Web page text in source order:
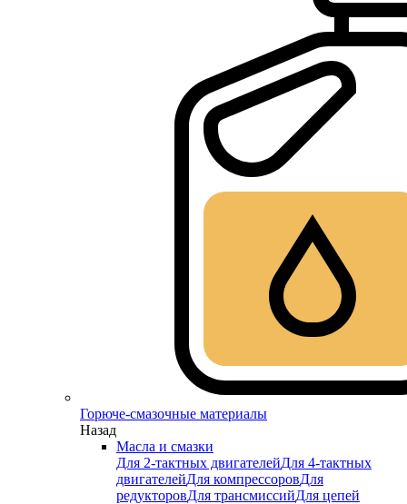
Горюче-смазочные материалы
Назад
Масла и смазки
Для 2-тактных двигателейДля 4-тактных
двигателейДля компрессоровДля
редукторовДля трансмиссийДля цепей